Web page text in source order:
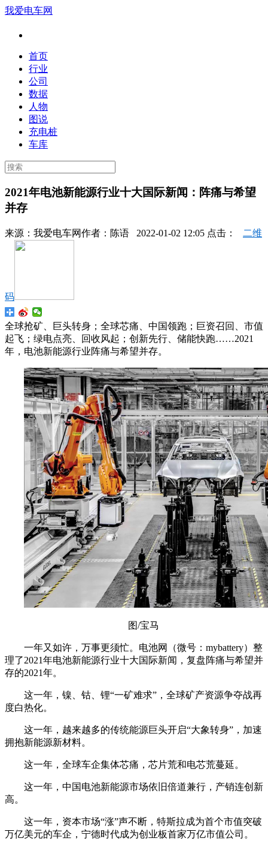
我爱电车网
首页
行业
公司
数据
人物
图说
充电桩
车库
2021年电池新能源行业十大国际新闻：阵痛与希望
并存
来源： 我爱电车网作者： 陈语 2022-01-02 12:05 点击： 二维
码
全球抢矿、巨头转身；全球芯痛、中国领跑；巨资召回、市值
起飞；绿电点亮、回收风起；创新先行、储能快跑……2021
年，电池新能源行业阵痛与希望并存。
图/宝马
一年又如许，万事更须忙。电池网（微号：mybattery）整
理了2021年电池新能源行业十大国际新闻，复盘阵痛与希望并
存的2021年。
这一年，镍、钴、锂“一矿难求”，全球矿产资源争夺战再
度白热化。
这一年，越来越多的传统能源巨头开启“大象转身”，加速
拥抱新能源新材料。
这一年，全球车企集体芯痛，芯片荒和电芯荒蔓延。
这一年，中国电池新能源市场依旧倍道兼行，产销连创新
高。
这一年，资本市场“涨”声不断，特斯拉成为首个市值突破
万亿美元的车企，宁德时代成为创业板首家万亿市值公司。